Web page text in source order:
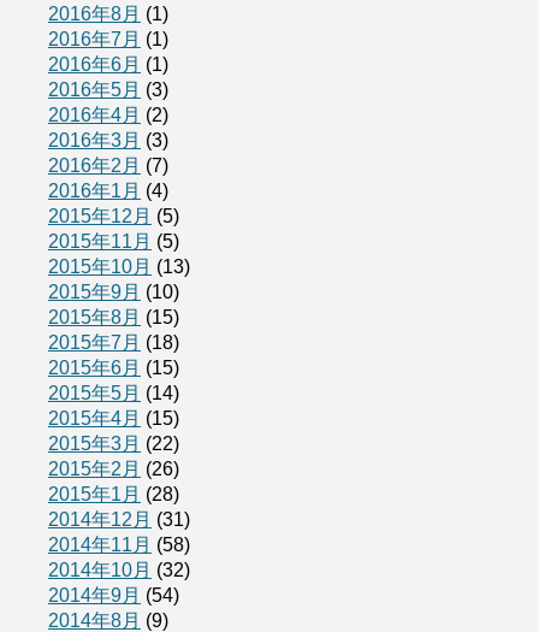
2016年8月 (1)
2016年7月 (1)
2016年6月 (1)
2016年5月 (3)
2016年4月 (2)
2016年3月 (3)
2016年2月 (7)
2016年1月 (4)
2015年12月 (5)
2015年11月 (5)
2015年10月 (13)
2015年9月 (10)
2015年8月 (15)
2015年7月 (18)
2015年6月 (15)
2015年5月 (14)
2015年4月 (15)
2015年3月 (22)
2015年2月 (26)
2015年1月 (28)
2014年12月 (31)
2014年11月 (58)
2014年10月 (32)
2014年9月 (54)
2014年8月 (9)